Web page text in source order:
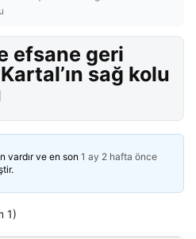
efsane geri
sağ kolu
vardır ve en son 1 ay 2 hafta önce
1)